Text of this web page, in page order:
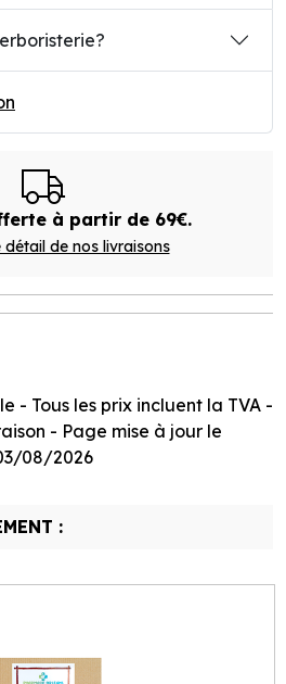
à partir de 69€.
détail de nos livraisons
- Tous les prix incluent la TVA -
- Page mise à jour le
08/2026
: